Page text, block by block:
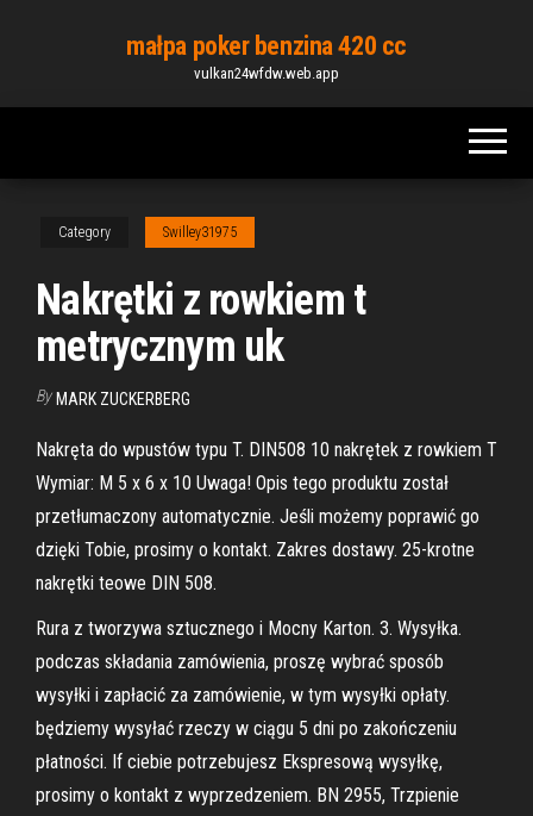
content
małpa poker benzina 420 cc
vulkan24wfdw.web.app
Category Swilley31975
Nakrętki z rowkiem t
metrycznym uk
By MARK ZUCKERBERG
Nakręta do wpustów typu T. DIN508 10 nakrętek z rowkiem T
Wymiar: M 5 x 6 x 10 Uwaga! Opis tego produktu został
przetłumaczony automatycznie. Jeśli możemy poprawić go
dzięki Tobie, prosimy o kontakt. Zakres dostawy. 25-krotne
nakrętki teowe DIN 508.
Rura z tworzywa sztucznego i Mocny Karton. 3. Wysyłka.
podczas składania zamówienia, proszę wybrać sposób
wysyłki i zapłacić za zamówienie, w tym wysyłki opłaty.
będziemy wysyłać rzeczy w ciągu 5 dni po zakończeniu
płatności. If ciebie potrzebujesz Ekspresową wysyłkę,
prosimy o kontakt z wyprzedzeniem. BN 2955, Trzpienie